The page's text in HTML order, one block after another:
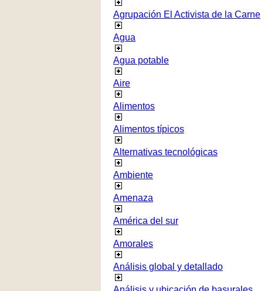
Agrupación El Activista de la Carne
Agua
Agua potable
Aire
Alimentos
Alimentos típicos
Alternativas tecnológicas
Ambiente
Amenaza
América del sur
Amorales
Análisis global y detallado